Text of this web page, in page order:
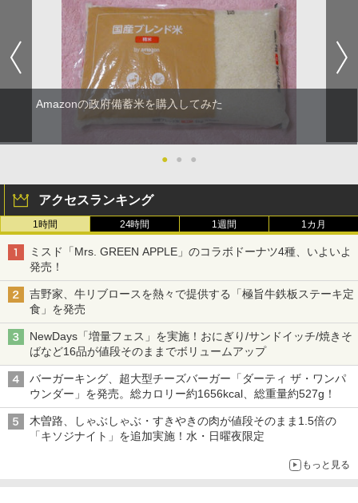
Amazonの政府備蓄米を購入してみた
● ● ●
アクセスランキング
1時間 24時間 1週間 1カ月
ミスド「Mrs. GREEN APPLE」のコラボドーナツ4種、いよいよ
発売！
吉野家、牛リブロースを熱々で提供する「極旨牛鉄板ステーキ定
食」を発売
NewDays「増量フェス」を実施！おにぎり/サンドイッチ/焼きそ
ばなど16品が値段そのままでボリュームアップ
バーガーキング、超大型チーズバーガー「ダーティ ザ・ワンパ
ウンダー」を発売。総カロリー約1656kcal、総重量約527g！
木曽路、しゃぶしゃぶ・すきやきの肉が値段そのまま1.5倍の
「キソジナイト」を追加実施！水・日曜夜限定
もっと見る